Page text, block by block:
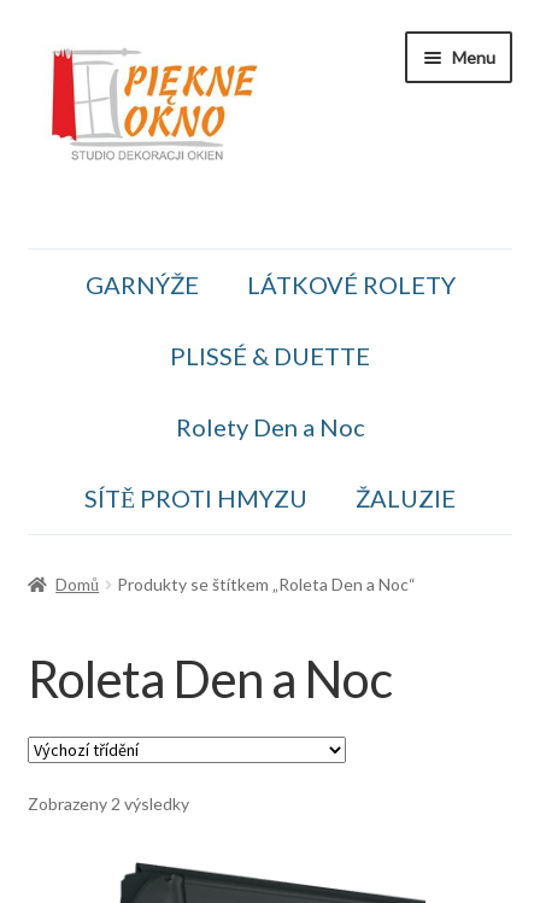
Přeskočit
navigaci
Přejít
obsahu
webu
Menu
Koszyk
OBCHODNÍ PODMÍNKY
Kontakt
GARNÝŽE LÁTKOVÉ ROLETY
PLISSÉ & DUETTE
Rolety Den a Noc
SÍTĚ PROTI HMYZU ŽALUZIE
Domů Produkty se štítkem „Roleta Den a Noc“
Roleta Den a Noc
Zobrazeny 2 výsledky